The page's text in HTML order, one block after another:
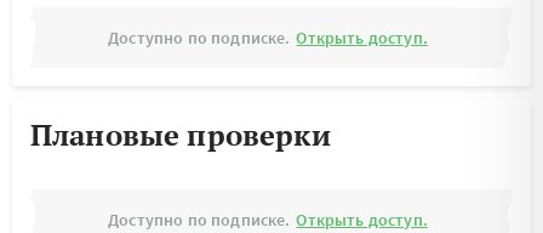
Доступно по подписке. Открыть доступ.
Плановые проверки
Доступно по подписке. Открыть доступ.